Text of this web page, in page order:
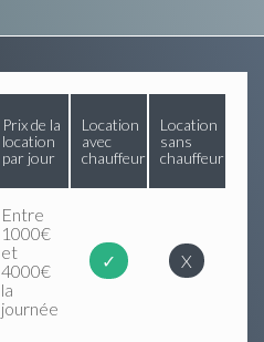
Prix de la
location
par jour
Location
avec
chauffeur
Location
sans
chauffeur
Entre
1000€
et
4000€
la
journée
✓ X